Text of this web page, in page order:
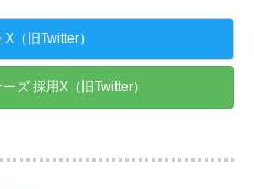
（旧Twitter）
ズ 採用X（旧Twitter）